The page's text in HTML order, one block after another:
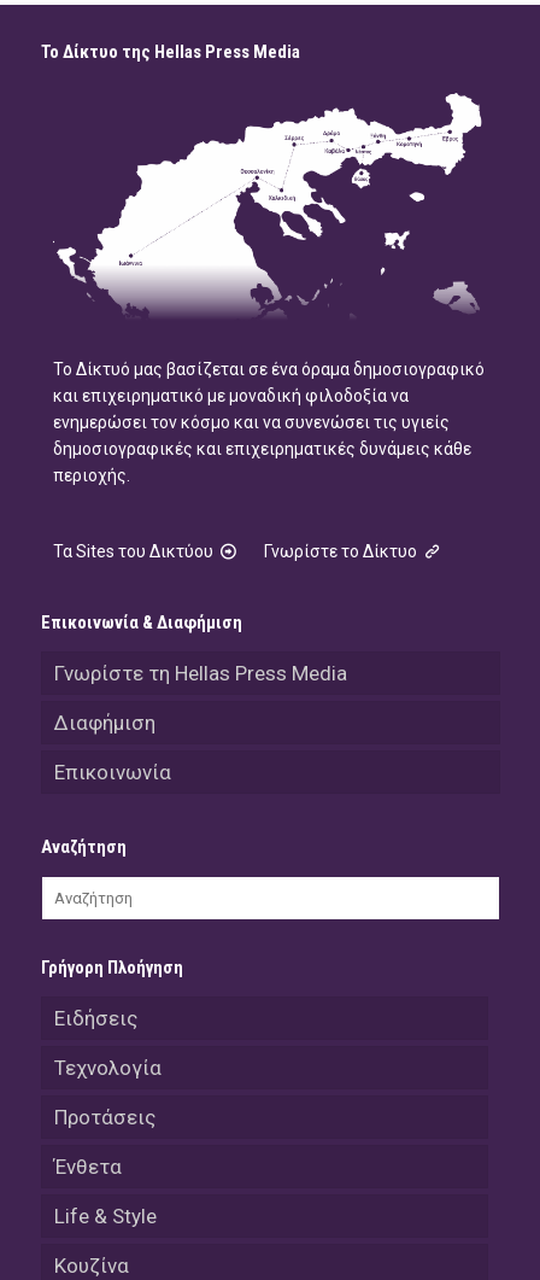
Το Δίκτυο της Hellas Press Media
Το Δίκτυό μας βασίζεται σε ένα όραμα δημοσιογραφικό
και επιχειρηματικό με μοναδική φιλοδοξία να
ενημερώσει τον κόσμο και να συνενώσει τις υγιείς
δημοσιογραφικές και επιχειρηματικές δυνάμεις κάθε
περιοχής.
Τα Sites του Δικτύου Γνωρίστε το Δίκτυο
Επικοινωνία & Διαφήμιση
Γνωρίστε τη Hellas Press Media
Διαφήμιση
Επικοινωνία
Αναζήτηση
Γρήγορη Πλοήγηση
Ειδήσεις
Τεχνολογία
Προτάσεις
Ένθετα
Life & Style
Κουζίνα